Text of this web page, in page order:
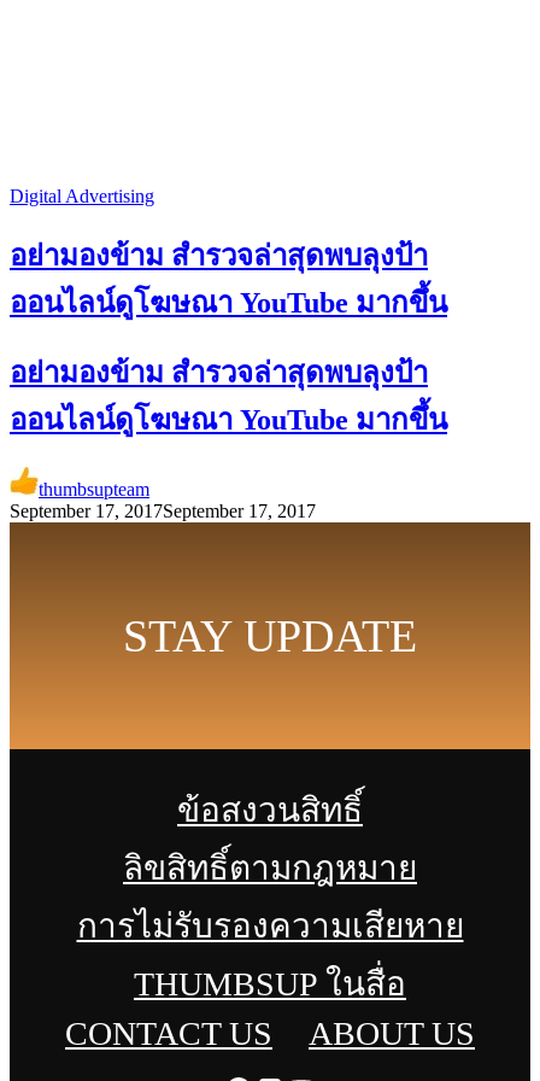
Digital Advertising
อย่ามองข้าม สำรวจล่าสุดพบลุงป้า
ออนไลน์ดูโฆษณา YouTube มากขึ้น
อย่ามองข้าม สำรวจล่าสุดพบลุงป้า
ออนไลน์ดูโฆษณา YouTube มากขึ้น
thumbsupteam
September 17, 2017September 17, 2017
STAY UPDATE
ข้อสงวนสิทธิ์
ลิขสิทธิ์ตามกฎหมาย
การไม่รับรองความเสียหาย
THUMBSUP ในสื่อ
CONTACT US
ABOUT US